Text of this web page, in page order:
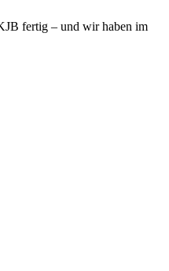
fertig – und wir haben im